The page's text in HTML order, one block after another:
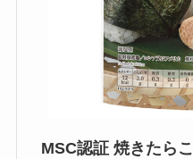
MSC認証 焼きたらこ